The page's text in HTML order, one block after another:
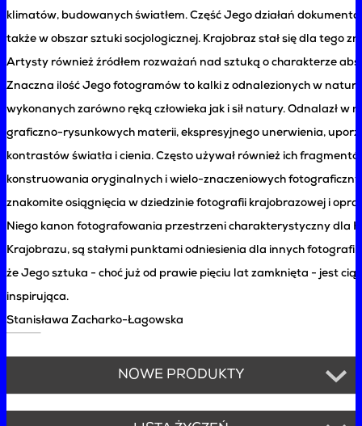
klimatów, budowanych światłem. Część Jego działań
także w obszar sztuki socjologicznej. Krajobraz stał się dla tego
Artysty również źródłem rozważań nad sztuką o charakterze
Znaczna ilość Jego fotogramów to kalki z odnalezionych w
wykonanych zarówno ręką człowieka jak i sił natury. Odnalazł w
graficzno-rysunkowych materii, ekspresyjnego unerwienia,
kontrastów światła i cienia. Często używał również ich
konstruowania oryginalnych i wielo-znaczeniowych
znakomite osiągnięcia w dziedzinie fotografii krajobrazowej i
Niego kanon fotografowania przestrzeni charakterystyczny dla
Krajobrazu, są stałymi punktami odniesienia dla innych
że Jego sztuka - choć już od prawie pięciu lat zamknięta - jest
inspirująca.
Stanisława Zacharko-Łagowska
NOWE PRODUKTY